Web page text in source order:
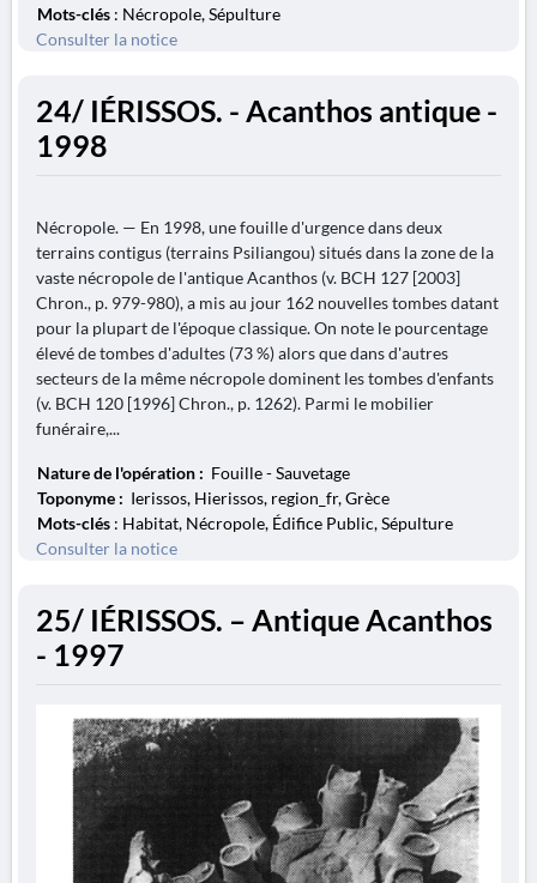
Mots-clés : Nécropole, Sépulture
Consulter la notice
24/ IÉRISSOS. - Acanthos antique -
1998
Nécropole. — En 1998, une fouille d'urgence dans deux
terrains contigus (terrains Psiliangou) situés dans la zone de la
vaste nécropole de l'antique Acanthos (v. BCH 127 [2003]
Chron., p. 979-980), a mis au jour 162 nouvelles tombes datant
pour la plupart de l'époque classique. On note le pourcentage
élevé de tombes d'adultes (73 %) alors que dans d'autres
secteurs de la même nécropole dominent les tombes d'enfants
(v. BCH 120 [1996] Chron., p. 1262). Parmi le mobilier
funéraire,...
Nature de l'opération : Fouille - Sauvetage
Toponyme : Ierissos, Hierissos, region_fr, Grèce
Mots-clés : Habitat, Nécropole, Édifice Public, Sépulture
Consulter la notice
25/ IÉRISSOS. – Antique Acanthos
- 1997